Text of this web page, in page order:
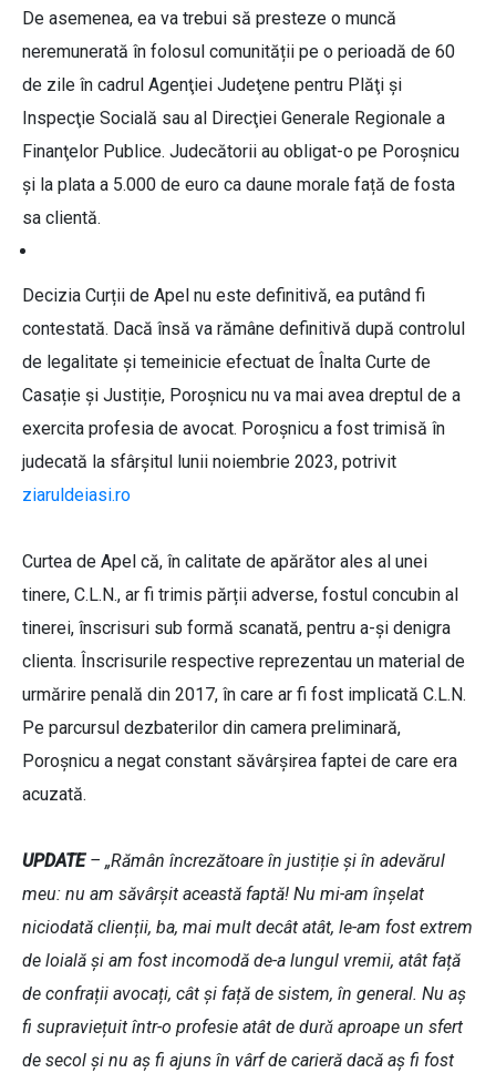
De asemenea, ea va trebui să presteze o muncă
neremunerată în folosul comunității pe o perioadă de 60
de zile în cadrul Agenţiei Judeţene pentru Plăţi şi
Inspecţie Socială sau al Direcţiei Generale Regionale a
Finanţelor Publice. Judecătorii au obligat-o pe Poroșnicu
și la plata a 5.000 de euro ca daune morale față de fosta
sa clientă.
Decizia Curții de Apel nu este definitivă, ea putând fi
contestată. Dacă însă va rămâne definitivă după controlul
de legalitate și temeinicie efectuat de Înalta Curte de
Casație și Justiție, Poroșnicu nu va mai avea dreptul de a
exercita profesia de avocat. Poroșnicu a fost trimisă în
judecată la sfârșitul lunii noiembrie 2023, potrivit
ziaruldeiasi.ro
Curtea de Apel că, în calitate de apărător ales al unei
tinere, C.L.N., ar fi trimis părții adverse, fostul concubin al
tinerei, înscrisuri sub formă scanată, pentru a-și denigra
clienta. Înscrisurile respective reprezentau un material de
urmărire penală din 2017, în care ar fi fost implicată C.L.N.
Pe parcursul dezbaterilor din camera preliminară,
Poroșnicu a negat constant săvârșirea faptei de care era
acuzată.
UPDATE– „Rămân încrezătoare în justiție și în adevărul
meu: nu am săvârșit această faptă! Nu mi-am înșelat
niciodată clienții, ba, mai mult decât atât, le-am fost extrem
de loială și am fost incomodă de-a lungul vremii, atât față
de confrații avocați, cât și față de sistem, în general. Nu aș
fi supraviețuit într-o profesie atât de durǎ aproape un sfert
de secol și nu aș fi ajuns în vârf de carieră dacă aș fi fost